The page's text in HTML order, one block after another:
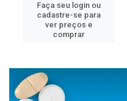
Faça seu login ou
cadastre-se para
ver preços e
comprar